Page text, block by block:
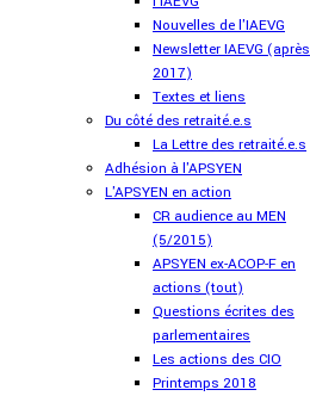
Nouvelles de l'IAEVG
Newsletter IAEVG (après
2017)
Textes et liens
Du côté des retraité.e.s
La Lettre des retraité.e.s
Adhésion à l'APSYEN
L'APSYEN en action
CR audience au MEN
(5/2015)
APSYEN ex-ACOP-F en
actions (tout)
Questions écrites des
parlementaires
Les actions des CIO
Printemps 2018